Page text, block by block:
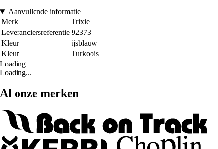
Aanvullende informatie
Merk
Trixie
Leveranciersreferentie 92373
Kleur
ijsblauw
Kleur
Turkoois
Loading...
Loading...
Al onze merken